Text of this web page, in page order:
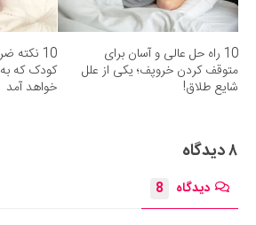
10 راه حل عالی و آسان برای
متوقف کردن خروپف؛ یکی از علل
شایع طلاق!
10 نکته
کودک که
خواهد آمد
۸ دیدگاه
دیدگاه 8